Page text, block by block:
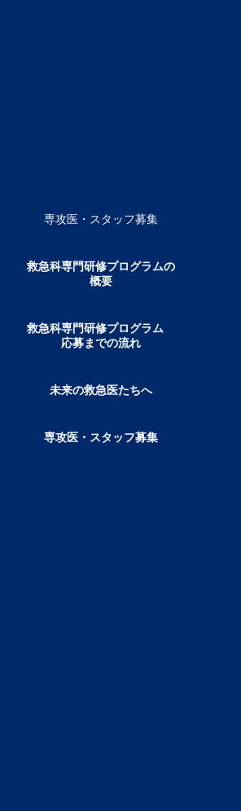
専攻医・スタッフ募集
救急科専門研修プログラムの
概要
救急科専門研修プログラム
応募までの流れ
未来の救急医たちへ
専攻医・スタッフ募集